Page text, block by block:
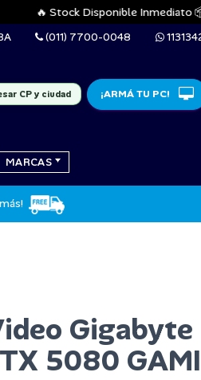
🔥 Stock Disponible Inmediato 📦
(011) 7700-0048
CP y ciudad ¡ARMÁ TU PC!
MARCAS
5080